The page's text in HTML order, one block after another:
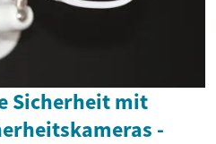
Sicherheit mit
-